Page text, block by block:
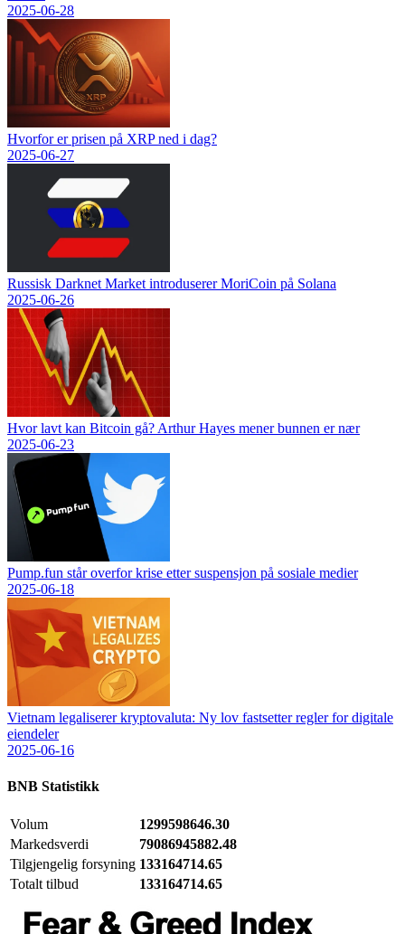
2025-06-28
Hvorfor er prisen på XRP ned i dag?
2025-06-27
Russisk Darknet Market introduserer MoriCoin på Solana
2025-06-26
Hvor lavt kan Bitcoin gå? Arthur Hayes mener bunnen er nær
2025-06-23
Pump.fun står overfor krise etter suspensjon på sosiale medier
2025-06-18
Vietnam legaliserer kryptovaluta: Ny lov fastsetter regler for digitale
eiendeler
2025-06-16
BNB Statistikk
Volum
1299598646.30
Markedsverdi
79086945882.48
Tilgjengelig forsyning 133164714.65
Totalt tilbud
133164714.65